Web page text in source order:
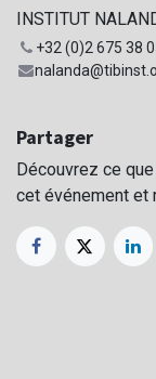
INSTITUT
+32 (0)2 675 38
Partager
Découvrez ce
cet événement et